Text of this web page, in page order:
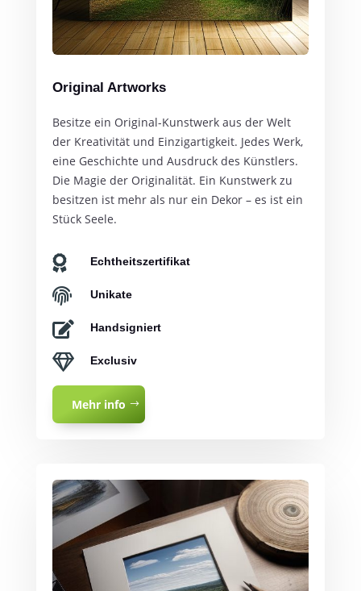
Original Artworks
Besitze ein Original-Kunstwerk aus der Welt
der Kreativität und Einzigartigkeit. Jedes Werk,
eine Geschichte und Ausdruck des Künstlers.
Die Magie der Originalität. Ein Kunstwerk zu
besitzen ist mehr als nur ein Dekor – es ist ein
Stück Seele.
 Echtheitszertifikat
 Unikate
 Handsigniert
 Exclusiv
Mehr info